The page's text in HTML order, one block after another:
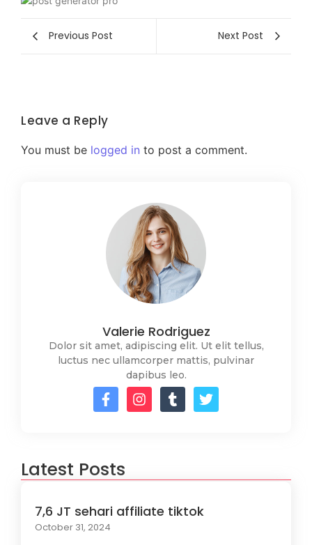
Previous Post Next Post
Leave a Reply
You must be logged in to post a comment.
Valerie Rodriguez
Dolor sit amet, adipiscing elit. Ut elit tellus,
luctus nec ullamcorper mattis, pulvinar
dapibus leo.
Latest Posts
7,6 JT sehari affiliate tiktok
October 31, 2024